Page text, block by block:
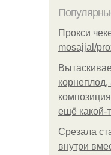
Прокси
mosajjal/
ещё какой-
Срезала
внутри